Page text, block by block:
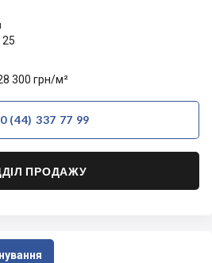
25
300 грн/м²
(44) 337 77 99
ПРОДАЖУ